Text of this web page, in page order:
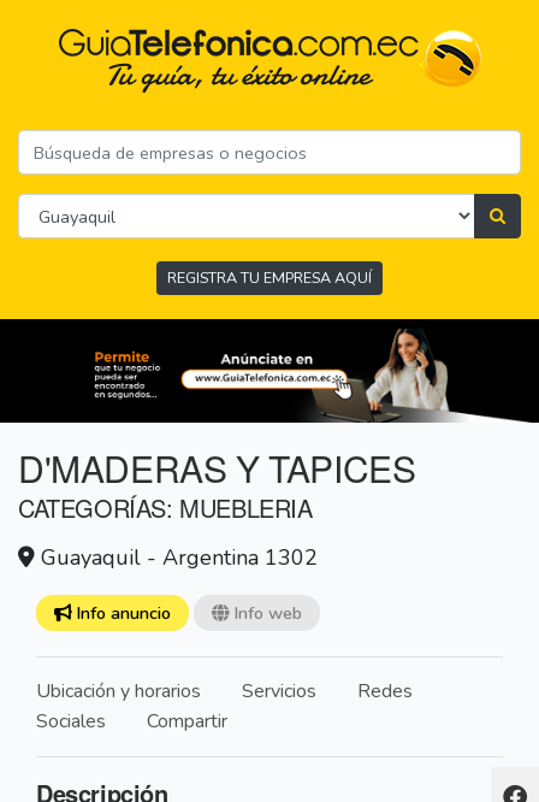
REGISTRA TU EMPRESA AQUÍ
D'MADERAS Y TAPICES
CATEGORÍAS: MUEBLERIA
Guayaquil - Argentina 1302
Info anuncio Info web
Ubicación y horarios Servicios
Redes
Sociales
Compartir
Descripción